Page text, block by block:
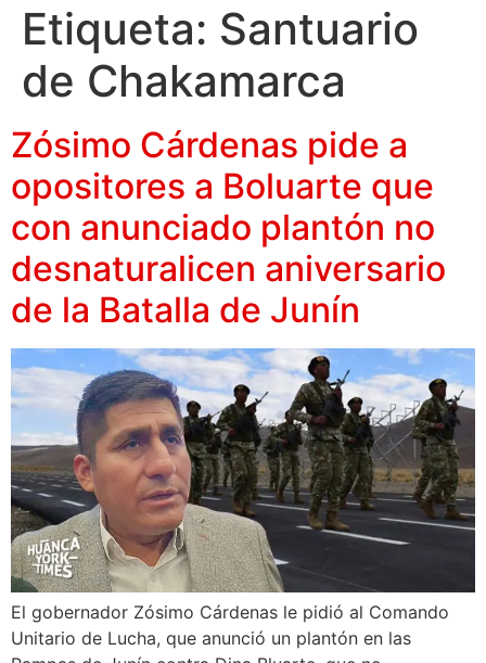
Etiqueta: Santuario
de Chakamarca
Zósimo Cárdenas pide a
opositores a Boluarte que
con anunciado plantón no
desnaturalicen aniversario
de la Batalla de Junín
El gobernador Zósimo Cárdenas le pidió al Comando
Unitario de Lucha, que anunció un plantón en las